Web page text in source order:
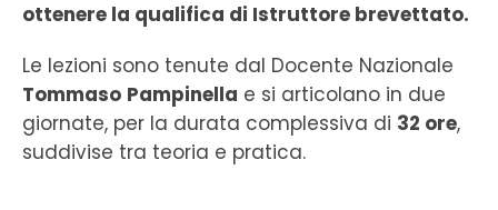
ottenere la qualifica di Istruttore brevettato.
Le lezioni sono tenute dal Docente Nazionale
Tommaso Pampinella e si articolano in due
giornate, per la durata complessiva di 32 ore,
suddivise tra teoria e pratica.